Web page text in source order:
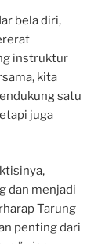
bela diri,
instruktur
kita
satu
juga
dan menjadi
Tarung
penting dari